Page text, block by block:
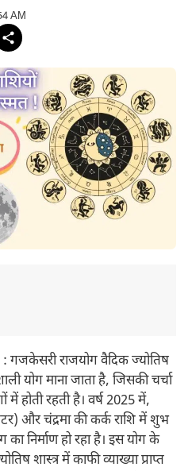
AM
गजकेसरी राजयोग वैदिक ज्योतिष
योग माना जाता है, जिसकी चर्चा
में होती रहती है। वर्ष 2025 में,
और चंद्रमा की कर्क राशि में शुभ
निर्माण हो रहा है। इस योग के
शास्त्र में काफी व्याख्या प्राप्त